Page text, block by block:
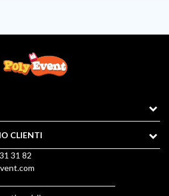
CLIENTI
31 82